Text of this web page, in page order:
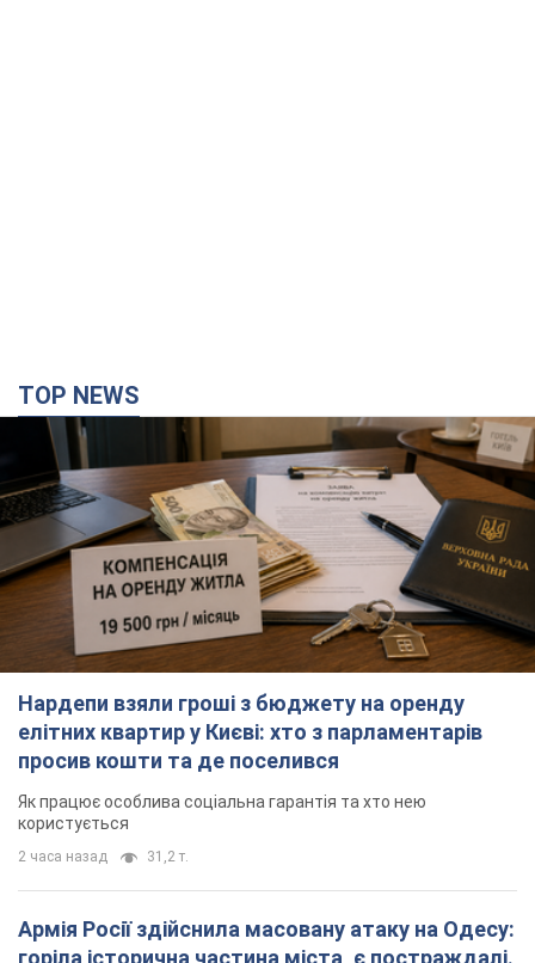
елітних квартир у Києві: хто з парламентарів
просив кошти та де поселився
Як працює особлива соціальна гарантія та хто нею
користується
2 часа назад 31,2 т.
Армія Росії здійснила масовану атаку на Одесу:
горіла історична частина міста, є постраждалі.
Фото та відео
Для терору ворог застосував ракети та дрони
час назад
Російська армія обстріляла дві сусідні
багатоповерхівки в Харкові: двоє загиблих, 13
постраждалих
Ворог навмисно обстрілює житлові будинки
час назад 1,1 т.